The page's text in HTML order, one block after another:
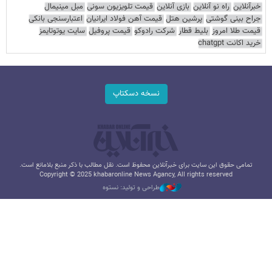
خبرآنلاین راه نو آنلاین بازی آنلاین قیمت تلویزیون سونی مبل مینیمال
جراح بینی گوشتی پرشین هتل قیمت آهن فولاد ایرانیان اعتبارسنجی بانکی
قیمت طلا امروز بلیط قطار شرکت رادوکو قیمت پروفیل سایت یوتوتایمز
خرید اکانت chatgpt
نسخه دسکتاپ
تمامی حقوق این سایت برای خبرآنلاین محفوظ است. نقل مطالب با ذکر منبع بلامانع است.
Copyright © 2025 khabaronline News Agancy, All rights reserved
طراحی و تولید: نستوه